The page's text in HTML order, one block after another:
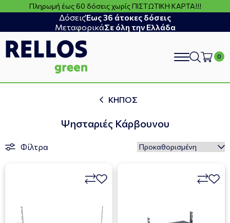
Πληρωμή έως 60 δόσεις χωρίς ΠΙΣΤΩΤΙΚΗ ΚΑΡΤΑ!!!
ΔόσειςΈως 36 άτοκες δόσεις
ΜεταφορικάΣε όλη την Ελλάδα
search
ΚΗΠΟΣ
Ψησταριές Κάρβουνου
Φίλτρα